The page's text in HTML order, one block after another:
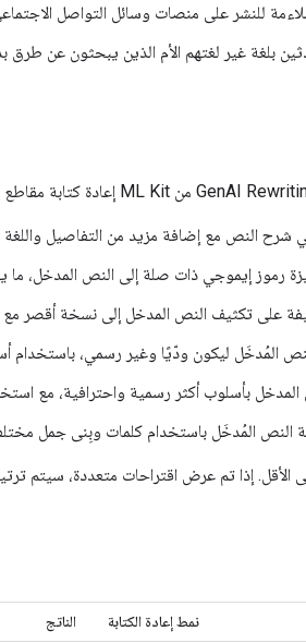
للنشر على منصات وسائل التواصل
بلغة غير لغتهم الأم الذين يبحثون عن طرق
شرح النص مع إضافة مزيد من التفاصيل واللغة
رموز إيموجي ذات صلة إلى النص المدخل، ما
على تكثيف النص المدخل إلى نسخة أقصر مع
المُدخَل ليكون ودّيًا وغير رسمي، باستخدام
المدخل بأسلوب أكثر رسمية واحترافية، مع
النص المُدخَل باستخدام كلمات وبِنى جمل
الأقل. إذا تم عرض اقتراحات متعددة، سيتم
نمط إعادة الكتابة الناتج